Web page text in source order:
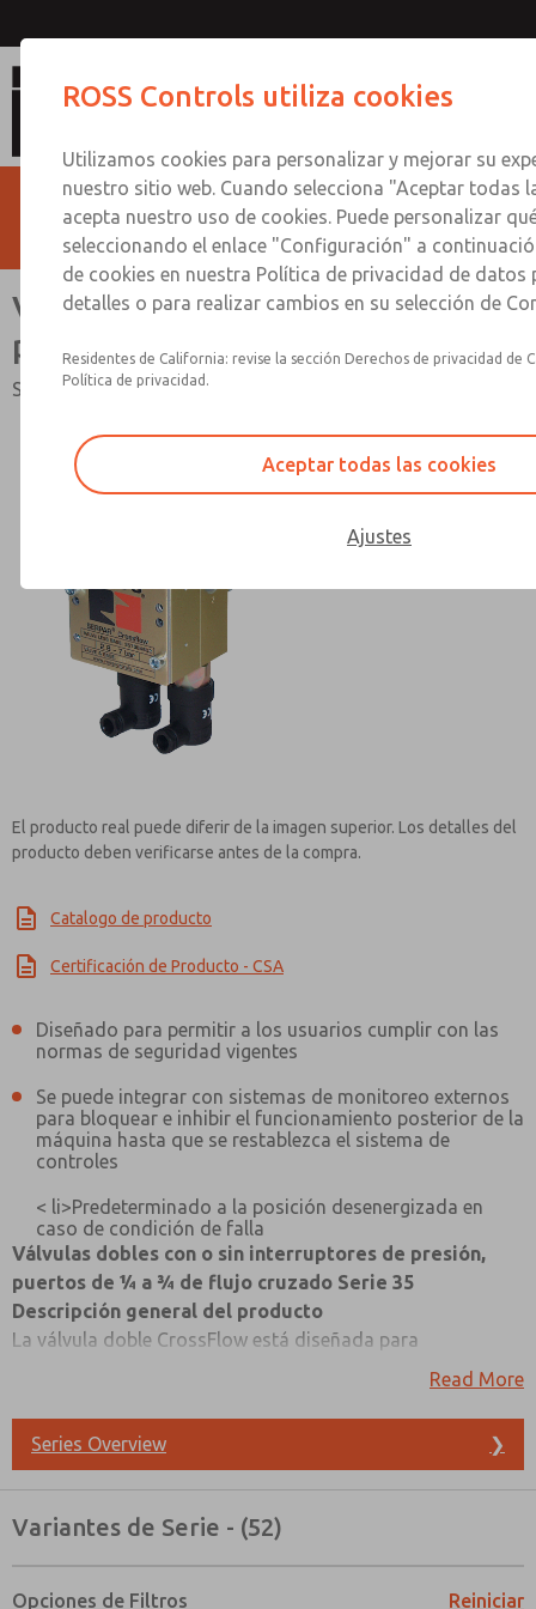
Válvulas dobles con o sin
presostatos, puertos 1/4 a 3/4
Serie 35 de flujo cruzado
El producto real puede diferir de la imagen superior. Los detalles del
producto deben verificarse antes de la compra.
Catalogo de producto
Certificación de Producto - CSA
Diseñado para permitir a los usuarios cumplir con las
normas de seguridad vigentes
Se puede integrar con sistemas de monitoreo externos
para bloquear e inhibir el funcionamiento posterior de la
máquina hasta que se restablezca el sistema de
controles
< li>Predeterminado a la posición desenergizada en
caso de condición de falla
Válvulas dobles con o sin interruptores de presión,
puertos de ¼ a ¾ de flujo cruzado Serie 35
Descripción general del producto
La válvula doble CrossFlow está diseñada para
aplicaciones críticas, como sistemas de bloqueo
alternativos para aislamiento de energía, sistemas de
como otros circuitos de seguridad de Categoría -3 y -4.
Consulte el lateral y a continuación para ver enlaces para
navegar fácilmente y catálogos de válvulas dobles con o
Read More
Series Overview ❯
Variantes de Serie - (52)
Opciones de Filtros Reiniciar
Válvulas dobles con o sin
3/4
Contact ROSS Controls for
ROSS Controls utiliza cookies
Utilizamos cookies para personalizar y mejorar su
nuestro sitio web. Cuando selecciona "Aceptar todas
acepta nuestro uso de cookies. Puede personalizar
seleccionando el enlace "Configuración" a
de cookies en nuestra Política de privacidad de datos
detalles o para realizar cambios en su selección de
Residentes de California: revise la sección Derechos de privacidad de
Política de privacidad.
Aceptar todas las cookies
Ajustes